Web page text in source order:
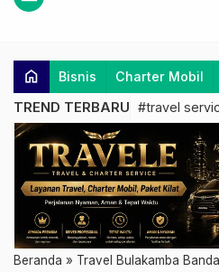
home Bisnis Charter Mobil
TREND TERBARU #travel
Beranda » Travel Bulakamba